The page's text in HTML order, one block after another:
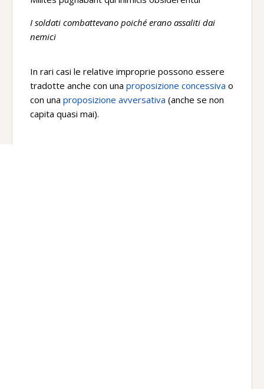
I soldati combattevano poiché erano assaliti dai
nemici
In rari casi le relative improprie possono essere
tradotte anche con una proposizione concessiva o
con una proposizione avversativa (anche se non
capita quasi mai).